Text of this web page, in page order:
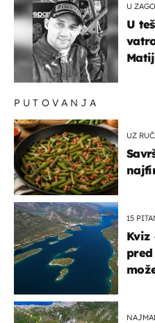
U
U
PUTOVANJA
UZ
15
Kviz